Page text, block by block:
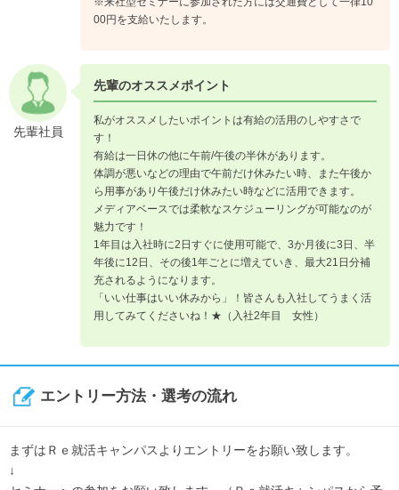
00円を支給いたします。
先輩社員
先輩のオススメポイント
私がオススメしたいポイントは有給の活用のしやすさで
す！
有給は一日休の他に午前/午後の半休があります。
体調が悪いなどの理由で午前だけ休みたい時、また午後か
ら用事があり午後だけ休みたい時などに活用できます。
メディアベースでは柔軟なスケジューリングが可能なのが
魅力です！
1年目は入社時に2日すぐに使用可能で、3か月後に3日、半
年後に12日、その後1年ごとに増えていき、最大21日分補
充されるようになります。
「いい仕事はいい休みから」！皆さんも入社してうまく活
用してみてくださいね！★（入社2年目 女性）
エントリー方法・選考の流れ
まずはＲｅ就活キャンパスよりエントリーをお願い致します。
↓